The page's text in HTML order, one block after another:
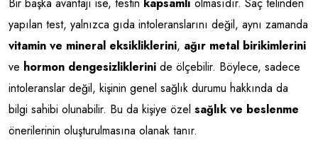
Bir başka avantajı ise, testin kapsamlı olmasıdır. Saç telinden
yapılan test, yalnızca gıda intoleranslarını değil, aynı zamanda
vitamin ve mineral eksikliklerini, ağır metal birikimlerini
ve hormon dengesizliklerini de ölçebilir. Böylece, sadece
intoleranslar değil, kişinin genel sağlık durumu hakkında da
bilgi sahibi olunabilir. Bu da kişiye özel sağlık ve beslenme
önerilerinin oluşturulmasına olanak tanır.